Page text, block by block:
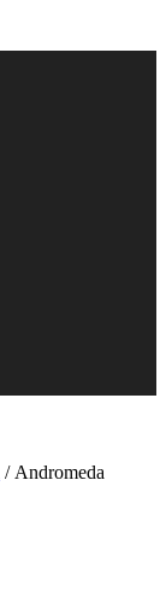
/ Andromeda